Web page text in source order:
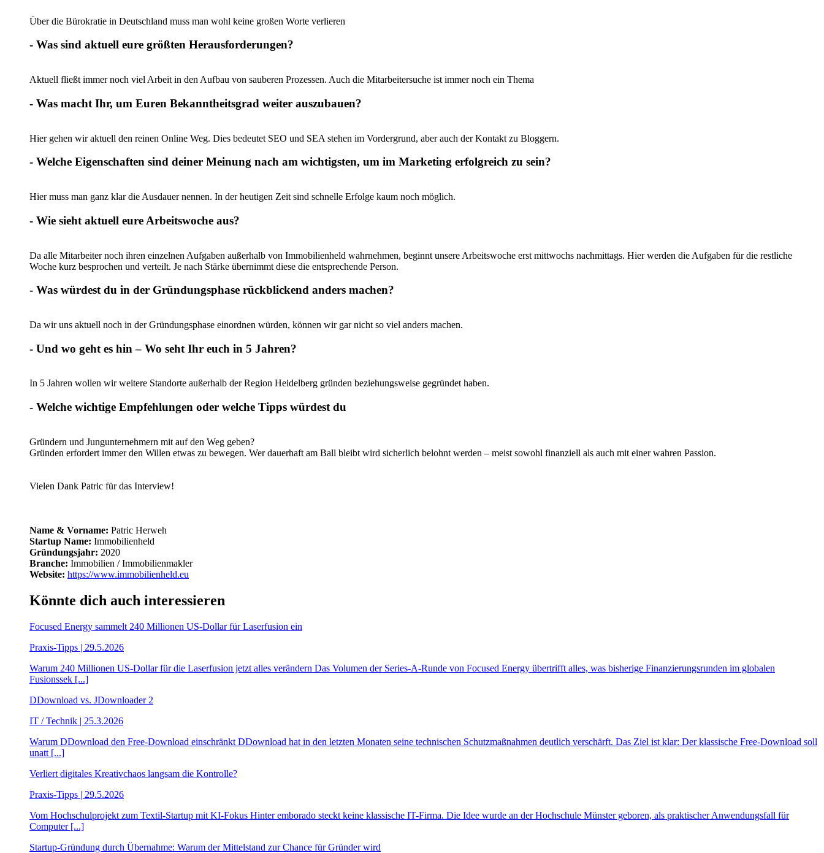
Über die Bürokratie in Deutschland muss man wohl keine großen Worte verlieren
- Was sind aktuell eure größten Herausforderungen?
Aktuell fließt immer noch viel Arbeit in den Aufbau von sauberen Prozessen. Auch die Mitarbeitersuche ist immer noch ein Thema
- Was macht Ihr, um Euren Bekanntheitsgrad weiter auszubauen?
Hier gehen wir aktuell den reinen Online Weg. Dies bedeutet SEO und SEA stehen im Vordergrund, aber auch der Kontakt zu Bloggern.
- Welche Eigenschaften sind deiner Meinung nach am wichtigsten, um im Marketing erfolgreich zu sein?
Hier muss man ganz klar die Ausdauer nennen. In der heutigen Zeit sind schnelle Erfolge kaum noch möglich.
- Wie sieht aktuell eure Arbeitswoche aus?
Da alle Mitarbeiter noch ihren einzelnen Aufgaben außerhalb von Immobilienheld wahrnehmen, beginnt unsere Arbeitswoche erst mittwochs nachmittags. Hier werden die Aufgaben für die restliche
Woche kurz besprochen und verteilt. Je nach Stärke übernimmt diese die entsprechende Person.
- Was würdest du in der Gründungsphase rückblickend anders machen?
Da wir uns aktuell noch in der Gründungsphase einordnen würden, können wir gar nicht so viel anders machen.
- Und wo geht es hin – Wo seht Ihr euch in 5 Jahren?
In 5 Jahren wollen wir weitere Standorte außerhalb der Region Heidelberg gründen beziehungsweise gegründet haben.
- Welche wichtige Empfehlungen oder welche Tipps würdest du
Gründern und Jungunternehmern mit auf den Weg geben?
Gründen erfordert immer den Willen etwas zu bewegen. Wer dauerhaft am Ball bleibt wird sicherlich belohnt werden – meist sowohl finanziell als auch mit einer wahren Passion.
Vielen Dank Patric für das Interview!
Name & Vorname: Patric Herweh
Startup Name: Immobilienheld
Gründungsjahr: 2020
Branche: Immobilien / Immobilienmakler
Website: https://www.immobilienheld.eu
Könnte dich auch interessieren
Focused Energy sammelt 240 Millionen US-Dollar für Laserfusion ein
Praxis-Tipps | 29.5.2026
Warum 240 Millionen US-Dollar für die Laserfusion jetzt alles verändern Das Volumen der Series-A-Runde von Focused Energy übertrifft alles, was bisherige Finanzierungsrunden im globalen
Fusionssek [...]
DDownload vs. JDownloader 2
IT / Technik | 25.3.2026
Warum DDownload den Free-Download einschränkt DDownload hat in den letzten Monaten seine technischen Schutzmaßnahmen deutlich verschärft. Das Ziel ist klar: Der klassische Free-Download soll
unatt [...]
Verliert digitales Kreativchaos langsam die Kontrolle?
Praxis-Tipps | 29.5.2026
Vom Hochschulprojekt zum Textil-Startup mit KI-Fokus Hinter emborado steckt keine klassische IT-Firma. Die Idee wurde an der Hochschule Münster geboren, als praktischer Anwendungsfall für
Computer [...]
Startup-Gründung durch Übernahme: Warum der Mittelstand zur Chance für Gründer wird